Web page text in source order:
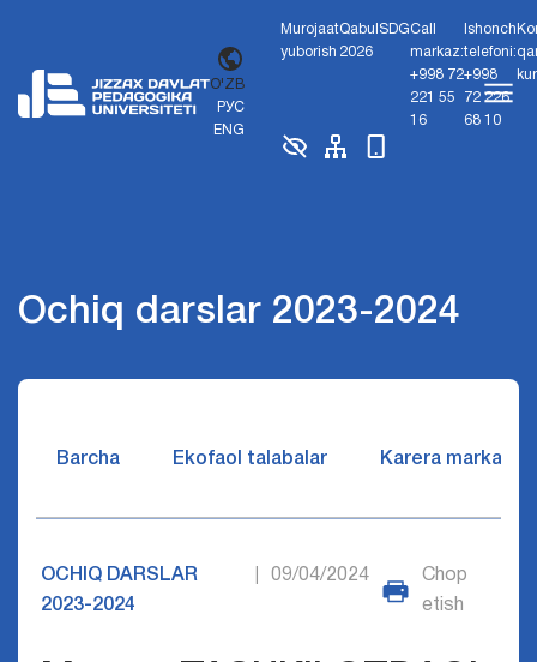
O'ZB
РУС
ENG
Murojaat
yuborish
Qabul
2026
SDGCall
markaz:
+998 72
221 55
16
Ishonch
telefoni:
+998
72 226
68 10
Ochiq darslar 2023-2024
Barcha Ekofaol talabalar Karera markazi
OCHIQ DARSLAR
2023-2024
09/04/2024
Chop
etish